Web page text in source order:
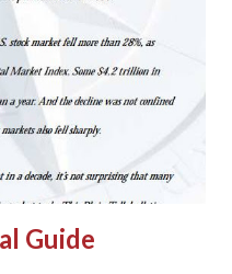
เทรด เดอร์ไป ถ้าอยากศึกษา
งคำถาม ถึงข้อเสีย ข้อด้อย
ะนำมันมาใช้ แล้วให้เวลาใน
Guide